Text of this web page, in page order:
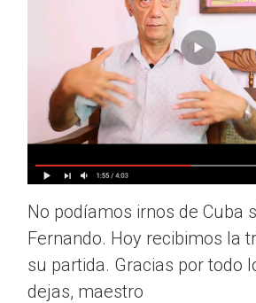
No podíamos irnos de Cuba
Fernando. Hoy recibimos la
su partida. Gracias por todo
dejas, maestro